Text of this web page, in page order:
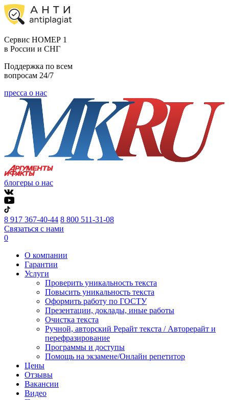
Cервис НОМЕР 1
в России и СНГ
Поддержка по всем
вопросам 24/7
пресса о нас
блогеры о нас
8 917 367-40-44 8 800 511-31-08
Связаться с нами
0
О компании
Гарантии
Услуги
Проверить уникальность текста
Повысить уникальность текста
Оформить работу по ГОСТУ
Презентации, доклады, иные работы
Очистка текста
Ручной, авторский Рерайт текста / Авторерайт и
перефразирование
Программы и доступы
Помощь на экзамене/Онлайн репетитор
Цены
Отзывы
Вакансии
Видео